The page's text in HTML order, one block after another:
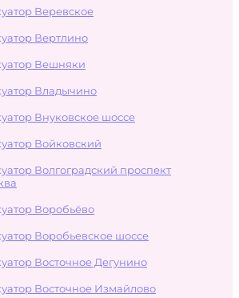
Веревское
Вертлино
Вешняки
Владычино
Внуковское шоссе
Войковский
Волгоградский проспект
Воробьёво
Воробьевское шоссе
Восточное Дегунино
Восточное Измайлово